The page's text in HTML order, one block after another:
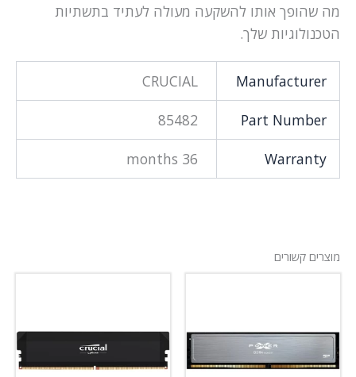
מה שהופך אותו להשקעה מעולה לעתיד בתשתיות
הטכנולוגיות שלך.
Manufacturer
CRUCIAL
Part Number
85482
Warranty
36 months
מוצרים קשורים